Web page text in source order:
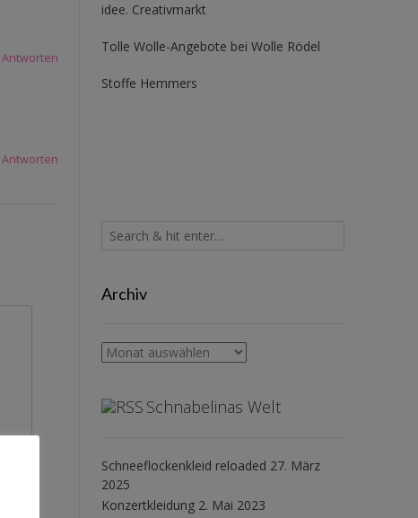
Antworten
Antworten
idee. Creativmarkt
Tolle Wolle-Angebote bei Wolle Rödel
Stoffe Hemmers
Archiv
Archiv
Schnabelinas Welt
Schneeflockenkleid reloaded 27. März
2025
Konzertkleidung 2. Mai 2023